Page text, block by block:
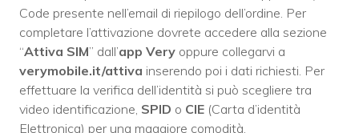
Code presente nell’email di riepilogo dell’ordine. Per
completare l’attivazione dovrete accedere alla sezione
“Attiva SIM” dall’app Very oppure collegarvi a
verymobile.it/attiva inserendo poi i dati richiesti. Per
effettuare la verifica dell’identità si può scegliere tra
video identificazione, SPID o CIE (Carta d’identità
Elettronica) per una maggiore comodità.